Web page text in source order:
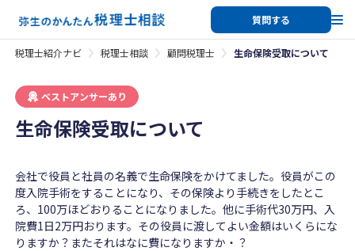
質問する
税理士紹介ナビ 税理士相談 顧問税理士 生命保険受取について
ベストアンサーあり
生命保険受取について
会社で役員と社員の名義で生命保険をかけてました。役員がこの
度入院手術をすることになり、その保険より手続きをしたとこ
ろ、100万ほどおりることになりました。他に手術代30万円、入
院費1日2万円おります。その役員に渡してよい金額はいくらにな
りますか？またそれはなに費になりますか・？